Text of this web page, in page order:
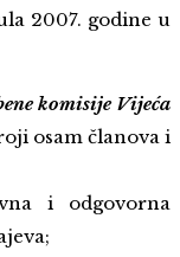
2007. godine u
komisije Vijeća
osam članova i
i odgovorna